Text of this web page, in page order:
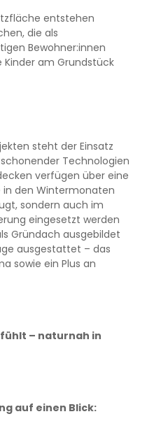
entstehen
die als
Bewohner:innen
Kinder am Grundstück
steht der Einsatz
Technologien
verfügen über eine
in den Wintermonaten
sondern auch im
eingesetzt werden
Gründach ausgebildet
ausgestattet – das
sowie ein Plus an
– naturnah in
auf einen Blick: